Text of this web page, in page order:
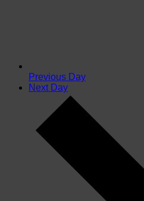
Previous Day
Next Day